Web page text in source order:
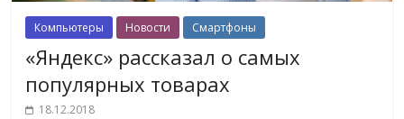
Компьютеры Новости Смартфоны
«Яндекс» рассказал о самых
популярных товарах
18.12.2018